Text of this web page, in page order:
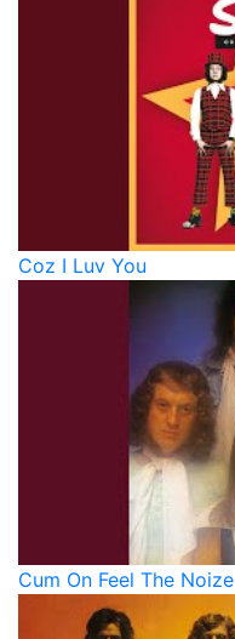
Coz I Luv You
Cum On Feel The Noize